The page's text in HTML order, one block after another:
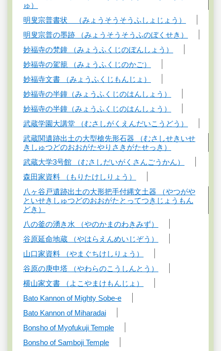
ゅ）
明叟宗普書状 （みょうそうそうふしょじょう）
明叟宗普の墨跡 （みょうそうそうふのぼくせき）
妙福寺の梵鐘 （みょうふくじのぼんしょう）
妙福寺の駕籠 （みょうふくじのかご）
妙福寺文書 （みょうふくじもんじょ）
妙福寺の半鐘（みょうふくじのはんしょう）
妙福寺の半鐘（みょうふくじのはんしょう）
武蔵学園大講堂 （むさしがくえんだいこうどう）
武蔵関遺跡出土の大型槍先形石器 （むさしせきいせ
きしゅつどのおおがたやりさきがたせっき）
武蔵大学3号館 （むさしだいがくさんごうかん）
森田家資料 （もりたけしりょう）
八ヶ谷戸遺跡出土の大形把手付縄文土器 （やつがや
といせきしゅつどのおおがたとってつきじょうもん
どき）
八の釜の湧き水 （やのかまのわきみず）
谷原延命地蔵 （やはらえんめいじぞう）
山口家資料 （やまぐちけしりょう）
谷原の庚申塔 （やわらのこうしんとう）
横山家文書 （よこやまけもんじょ）
Bato Kannon of Mighty Sobe-e
Bato Kannon of Miharadai
Bonsho of Myofukuji Temple
Bonsho of Samboji Temple